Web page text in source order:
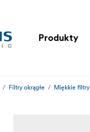
Produkty
Filtry okrągłe Miękkie filtry